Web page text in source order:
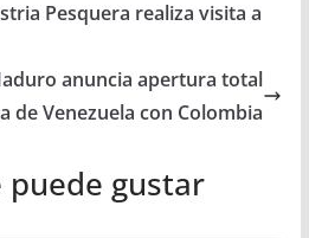
Pesquera realiza visita a
anuncia apertura total
de Venezuela con Colombia
gustar